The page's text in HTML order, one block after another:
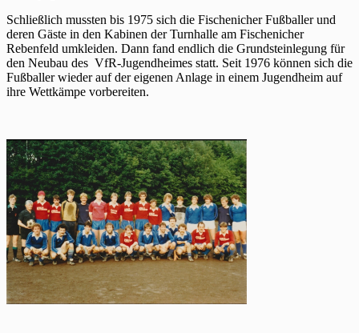
Schließlich mussten bis 1975 sich die Fischenicher Fußballer und
deren Gäste in den Kabinen der Turnhalle am Fischenicher
Rebenfeld umkleiden. Dann fand endlich die Grundsteinlegung für
den Neubau des VfR-Jugendheimes statt. Seit 1976 können sich die
Fußballer wieder auf der eigenen Anlage in einem Jugendheim auf
ihre Wettkämpe vorbereiten.